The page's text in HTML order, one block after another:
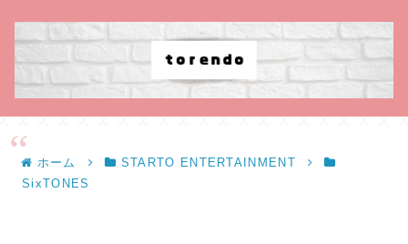
ホーム
STARTO ENTERTAINMENT
SixTONES